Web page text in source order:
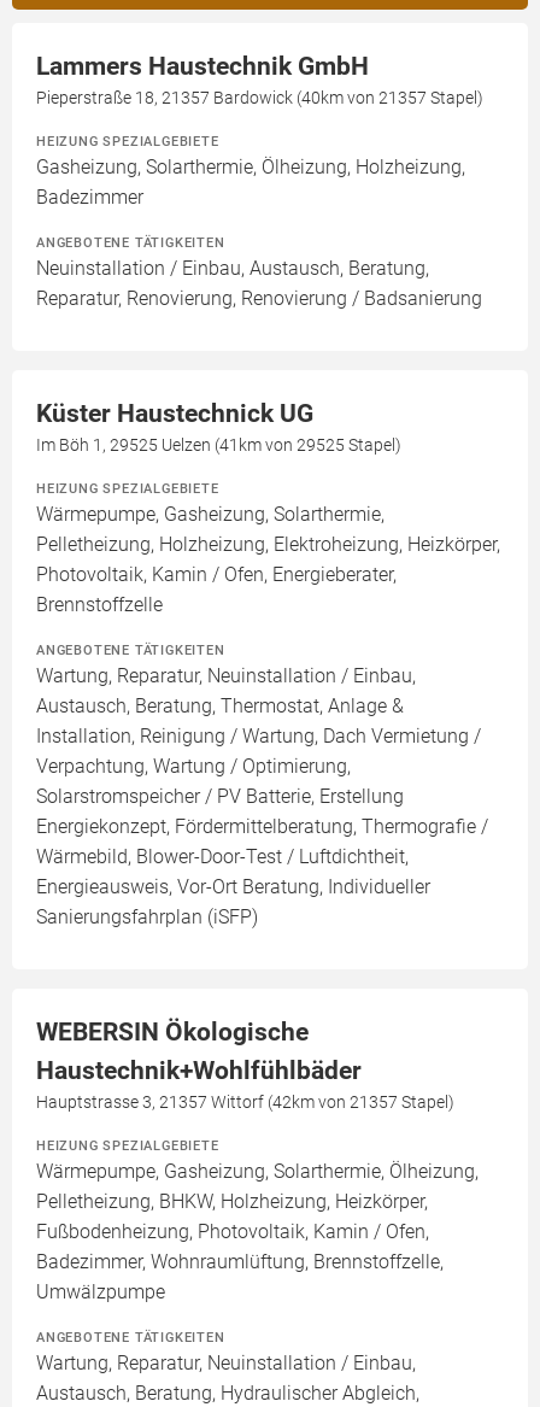
Lammers Haustechnik GmbH
Pieperstraße 18, 21357 Bardowick (40km von 21357 Stapel)
HEIZUNG SPEZIALGEBIETE
Gasheizung, Solarthermie, Ölheizung, Holzheizung,
Badezimmer
ANGEBOTENE TÄTIGKEITEN
Neuinstallation / Einbau, Austausch, Beratung,
Reparatur, Renovierung, Renovierung / Badsanierung
Küster Haustechnick UG
Im Böh 1, 29525 Uelzen (41km von 29525 Stapel)
HEIZUNG SPEZIALGEBIETE
Wärmepumpe, Gasheizung, Solarthermie,
Pelletheizung, Holzheizung, Elektroheizung, Heizkörper,
Photovoltaik, Kamin / Ofen, Energieberater,
Brennstoffzelle
ANGEBOTENE TÄTIGKEITEN
Wartung, Reparatur, Neuinstallation / Einbau,
Austausch, Beratung, Thermostat, Anlage &
Installation, Reinigung / Wartung, Dach Vermietung /
Verpachtung, Wartung / Optimierung,
Solarstromspeicher / PV Batterie, Erstellung
Energiekonzept, Fördermittelberatung, Thermografie /
Wärmebild, Blower-Door-Test / Luftdichtheit,
Energieausweis, Vor-Ort Beratung, Individueller
Sanierungsfahrplan (iSFP)
WEBERSIN Ökologische
Haustechnik+Wohlfühlbäder
Hauptstrasse 3, 21357 Wittorf (42km von 21357 Stapel)
HEIZUNG SPEZIALGEBIETE
Wärmepumpe, Gasheizung, Solarthermie, Ölheizung,
Pelletheizung, BHKW, Holzheizung, Heizkörper,
Fußbodenheizung, Photovoltaik, Kamin / Ofen,
Badezimmer, Wohnraumlüftung, Brennstoffzelle,
Umwälzpumpe
ANGEBOTENE TÄTIGKEITEN
Wartung, Reparatur, Neuinstallation / Einbau,
Austausch, Beratung, Hydraulischer Abgleich,